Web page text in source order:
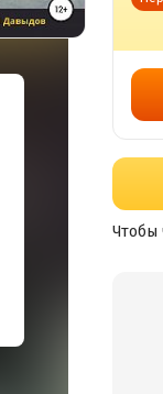
Чтобы